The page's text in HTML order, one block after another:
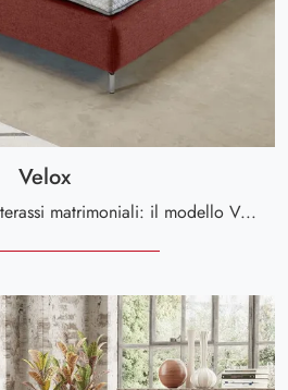
Velox
Scopri in negozio i Materassi matrimoniali: il modello Velox a molle ti sta aspettando per assicurarti il relax totale.